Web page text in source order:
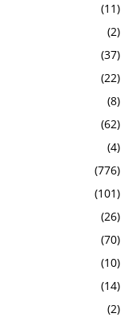
(11)
(2)
(37)
(22)
(8)
(62)
(4)
(776)
(101)
(26)
(70)
(10)
(14)
(2)